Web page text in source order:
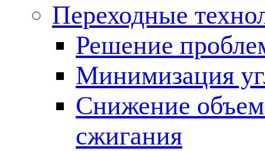
Переходные
Решение
Минимизация
Снижение
сжигания